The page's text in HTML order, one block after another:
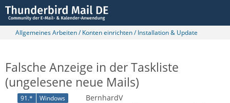
Allgemeines Arbeiten / Konten einrichten / Installation & Update
Falsche Anzeige in der Taskliste
(ungelesene neue Mails)
91.* Windows
BernhardV